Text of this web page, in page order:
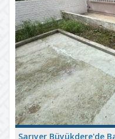
Sarıyer Büyükdere'de